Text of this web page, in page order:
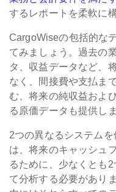
するレポートを柔軟に
CargoWiseの包括的な
てみましょう。過去の
タ、収益データなど、
なく、間接費や支払ま
む、将来の純収益およ
る原価データも提供しま
2つの異なるシステム
は、将来のキャッシュ
るために、少なくとも
て分析する必要があり